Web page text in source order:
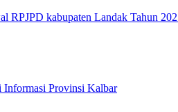
RPJPD kabupaten Landak Tahun
Informasi Provinsi Kalbar